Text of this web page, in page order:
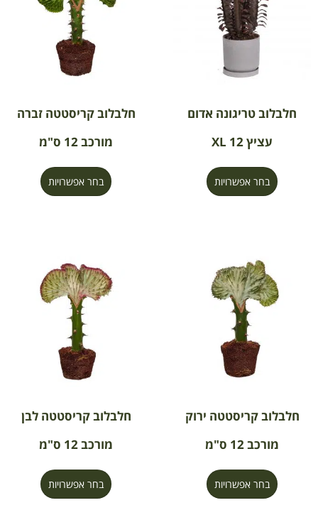
חלבלוב טריגונה אדום
עציץ 12 XL
בחר אפשרויות
חלבלוב קריסטטה זברה
מורכב 12 ס"מ
בחר אפשרויות
חלבלוב קריסטטה ירוק
מורכב 12 ס"מ
בחר אפשרויות
חלבלוב קריסטטה לבן
מורכב 12 ס"מ
בחר אפשרויות